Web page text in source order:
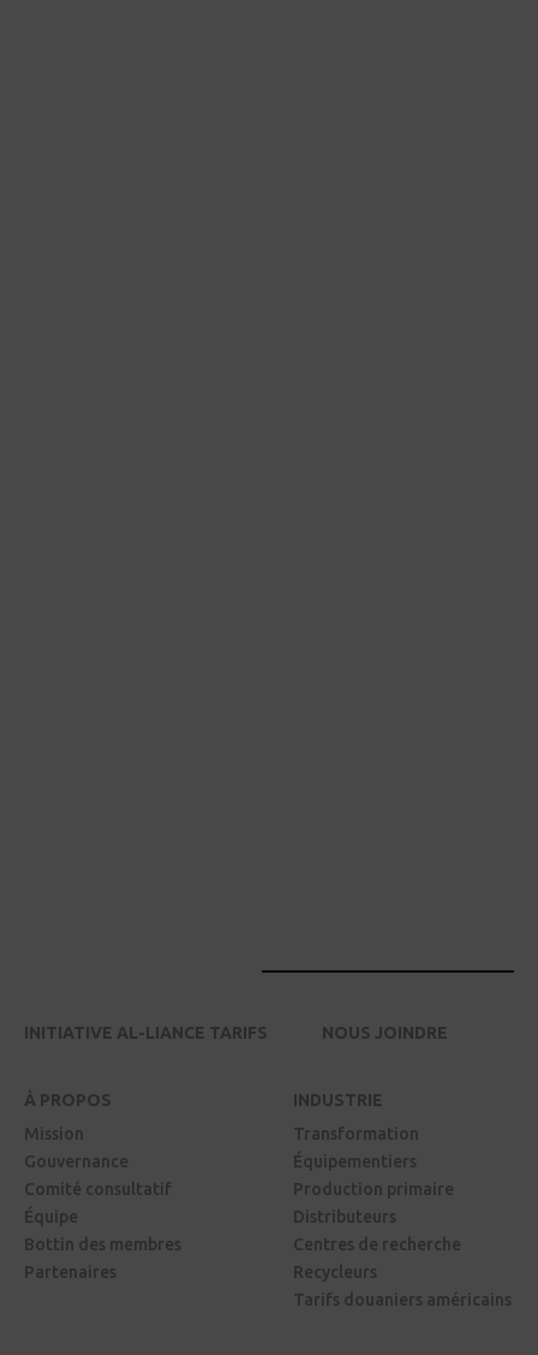
INITIATIVE AL-LIANCE TARIFS NOUS JOINDRE
À PROPOS
Mission
Gouvernance
Comité consultatif
Équipe
Bottin des membres
Partenaires
INDUSTRIE
Transformation
Équipementiers
Production primaire
Distributeurs
Centres de recherche
Recycleurs
Tarifs douaniers américains